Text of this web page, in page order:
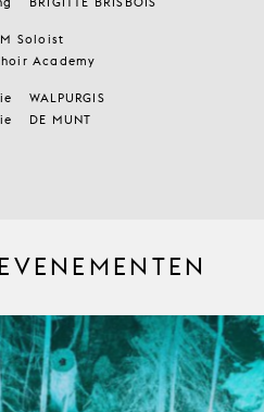
Soloist
Academy
WALPURGIS
DE MUNT